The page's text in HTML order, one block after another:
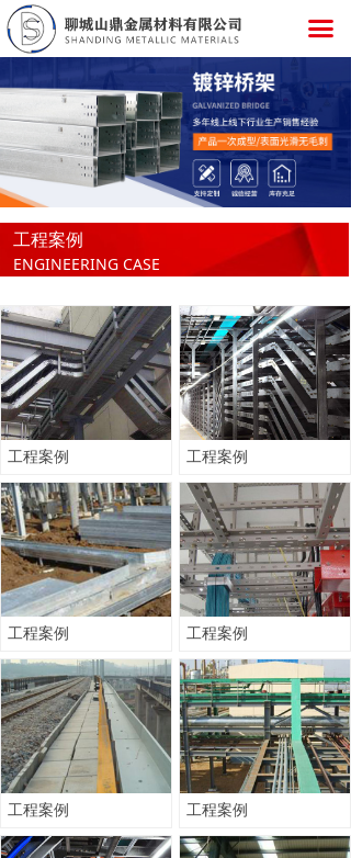
끀
工程案例 工程案例
工程案例 工程案例
工程案例 工程案例
工程案例
ENGINEERING CASE